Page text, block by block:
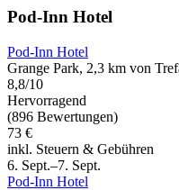
Pod-Inn Hotel
Pod-Inn Hotel
Grange Park, 2,3 km von
8,8/10
Hervorragend
(896 Bewertungen)
73 €
inkl. Steuern & Gebühren
6. Sept.–7. Sept.
Pod-Inn Hotel